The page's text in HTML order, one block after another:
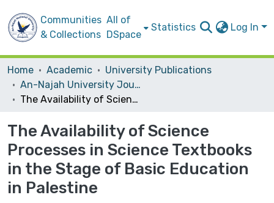
Communities
& Collections
All of
DSpace
Statistics Log In
Home Academic
University Publications
An-Najah University Journal for Research - B (Humanities)
The Availability of Science Processes in Science Textbooks in the ‎Stage of Basic Education in Palestine
The Availability of Science
Processes in Science Textbooks
in the ‎Stage of Basic Education
in Palestine